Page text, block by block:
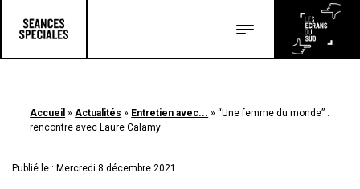
Les articles
Accueil »Actualités » Entretien avec... »“Une femme du monde” :
rencontre avec Laure Calamy
Publié le : Mercredi 8 décembre 2021